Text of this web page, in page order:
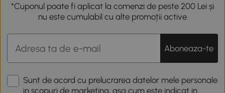
*Cuponul poate fi aplicat la comenzi de peste 200 Lei și
nu este cumulabil cu alte promoții active
Aboneaza-te
Sunt de acord cu prelucrarea datelor mele personale
in scopuri de marketing, asa cum este indicat in